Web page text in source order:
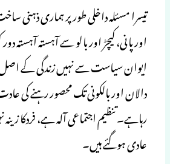
اور پانی، کیچڑ اور بالو سے آہستہ
ایوان سیاست سے نہیں زندگی کے اصل
دالان اور بالکونی تک محصور رہنے کی
رہاہے۔ تنظیم اجتماعی آلہ ہے،
عادی ہوگئے ہیں۔